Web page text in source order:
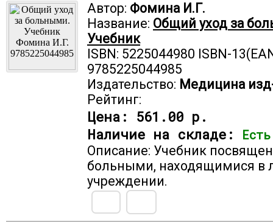
Автор: Фомина И.Г.
Название: Общий уход за
Учебник
ISBN: 5225044980 ISBN-
9785225044985
Издательство: Медицина
Рейтинг:
Цена: 561.00 р.
Наличие на складе:
Есть
Описание: Учебник посвящен
больными, находящимися в
учреждении.